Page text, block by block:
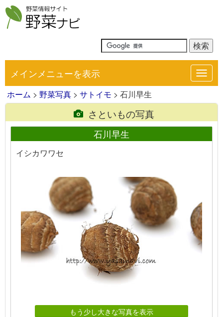
メインメニューを表示
ホーム > 野菜写真 > サトイモ > 石川早生
さといもの写真
石川早生
イシカワワセ
もう少し大きな写真を表示